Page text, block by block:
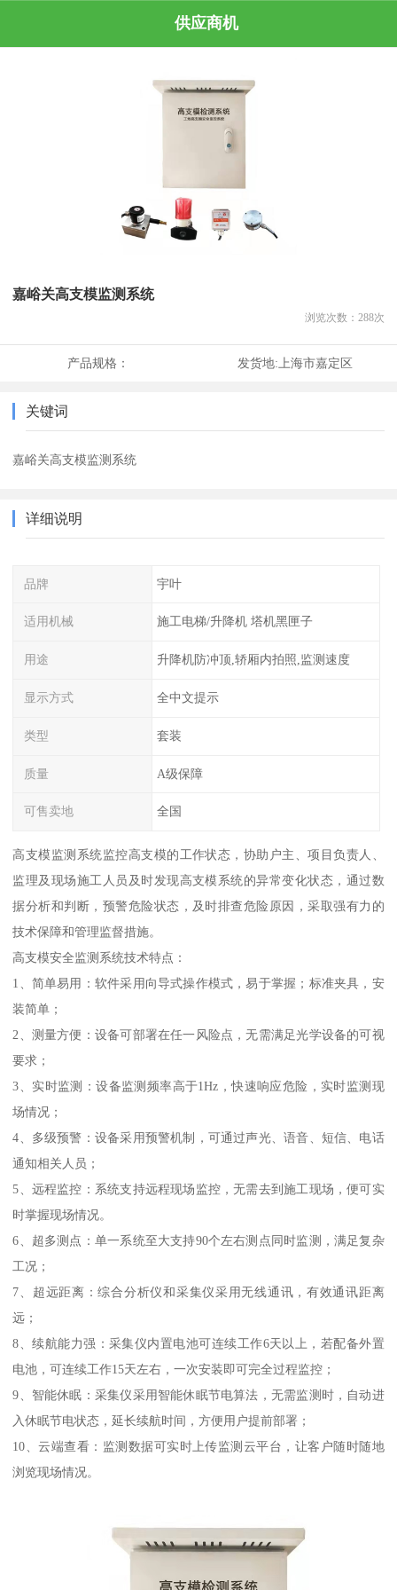
供应商机
嘉峪关高支模监测系统
浏览次数： 288次
产品规格： 发货地:上海市嘉定区
关键词
嘉峪关高支模监测系统
详细说明
品牌 宇叶
适用机械 施工电梯/升降机 塔机黑匣子
用途 升降机防冲顶,轿厢内拍照,监测速度
显示方式 全中文提示
类型 套装
质量 A级保障
可售卖地 全国
高支模监测系统监控高支模的工作状态，协助户主、项目负责人、
监理及现场施工人员及时发现高支模系统的异常变化状态，通过数
据分析和判断，预警危险状态，及时排查危险原因，采取强有力的
技术保障和管理监督措施。
高支模安全监测系统技术特点：
1、简单易用：软件采用向导式操作模式，易于掌握；标准夹具，安
装简单；
2、测量方便：设备可部署在任一风险点，无需满足光学设备的可视
要求；
3、实时监测：设备监测频率高于1Hz，快速响应危险，实时监测现
场情况；
4、多级预警：设备采用预警机制，可通过声光、语音、短信、电话
通知相关人员；
5、远程监控：系统支持远程现场监控，无需去到施工现场，便可实
时掌握现场情况。
6、超多测点：单一系统至大支持90个左右测点同时监测，满足复杂
工况；
7、超远距离：综合分析仪和采集仪采用无线通讯，有效通讯距离
远；
8、续航能力强：采集仪内置电池可连续工作6天以上，若配备外置
电池，可连续工作15天左右，一次安装即可完全过程监控；
9、智能休眠：采集仪采用智能休眠节电算法，无需监测时，自动进
入休眠节电状态，延长续航时间，方便用户提前部署；
10、云端查看：监测数据可实时上传监测云平台，让客户随时随地
浏览现场情况。